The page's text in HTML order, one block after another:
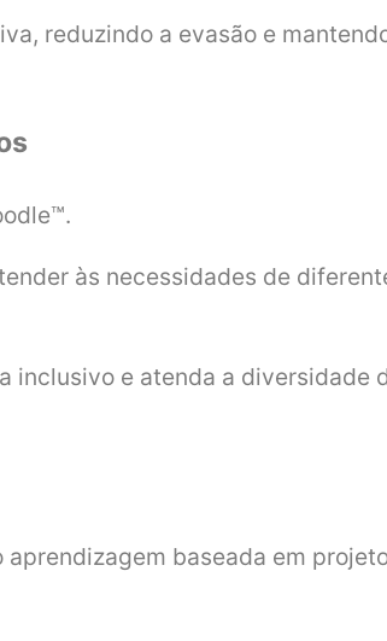
reduzindo a evasão e
às necessidades de
inclusivo e atenda a diversidade
aprendizagem baseada em